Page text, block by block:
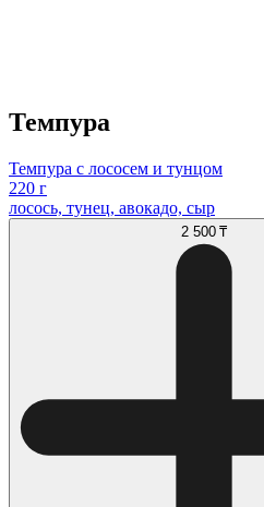
Темпура
Темпура с лососем и тунцом
220 г
лосось, тунец, авокадо, сыр
2 500 ₸